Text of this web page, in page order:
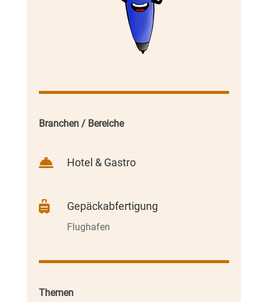
Branchen / Bereiche
 Hotel & Gastro
 Gepäckabfertigung
Flughafen
Themen